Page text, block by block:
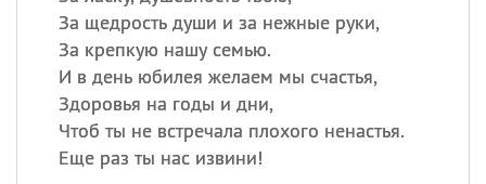
За щедрость души и за нежные руки,
За крепкую нашу семью.
И в день юбилея желаем мы счастья,
Здоровья на годы и дни,
Чтоб ты не встречала плохого ненастья.
Еще раз ты нас извини!
Анфиса
Посмотреть значение
происхождение